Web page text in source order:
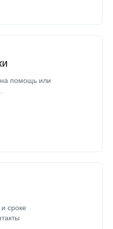
помощь или
сроке